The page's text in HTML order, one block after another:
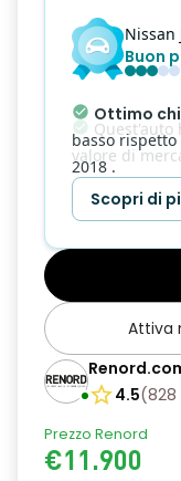
Nissan
Buon
Quest'auto
valore di
Scopri di
Attiva
4.5(828
Prezzo Renord
€11.900